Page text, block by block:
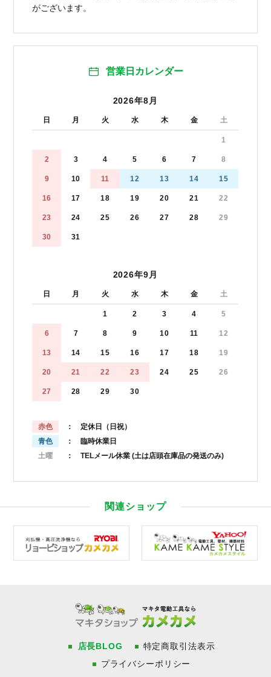
がございます。
営業日カレンダー
2026年8月
日 月 火 水 木 金 土
1
2 3 4 5 6 7 8
9 10 11 12 13 14 15
16 17 18 19 20 21 22
23 24 25 26 27 28 29
30 31
2026年9月
日 月 火 水 木 金 土
1 2 3 4 5
6 7 8 9 10 11 12
13 14 15 16 17 18 19
20 21 22 23 24 25 26
27 28 29 30
赤色
： 定休日（日祝）
青色
： 臨時休業日
土曜
： TELメール休業 (土は店頭在庫品の発送のみ)
関連ショップ
店長BLOG
特定商取引法表示
プライバシーポリシー